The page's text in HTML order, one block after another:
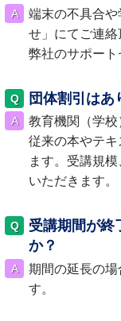
端末の不具合
せ」にてご連絡
弊社のサポート
団体割引はあ
教育機関（学校
従来の本やテ
ます。受講規
いただきます。
受講期間が終
か？
期間の延長の
す。